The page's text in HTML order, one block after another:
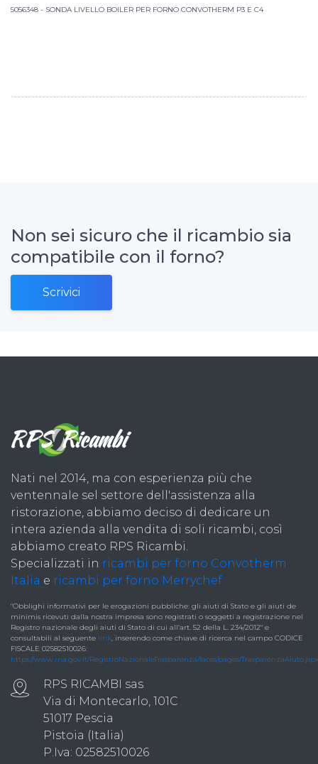
5056348 - SONDA LIVELLO BOILER PER FORNO CONVOTHERM P3 E C4
Non sei sicuro che il ricambio sia
compatibile con il forno?
Scrivici
Nati nel 2014, ma con esperienza più che
ventennale sel settore dell'assistenza alla
ristorazione, abbiamo deciso di dedicare un
intera azienda alla vendita di soli ricambi, così
abbiamo creato RPS Ricambi.
Specializzati in ricambi per forno Convotherm
Italia e ricambi per forno Merrychef
"Obblighi informativi per le erogazioni pubbliche: gli aiuti di Stato e gli aiuti de
minimis ricevuti dalla nostra impresa sono registrati o soggetti a registrazione nel
Registro nazionale degli aiuti di Stato di cui all’art. 52 della L. 234/2012" e
consultabili al seguente link, inserendo come chiave di ricerca nel campo CODICE
FISCALE 02582510026:
https://www.rna.gov.it/RegistroNazionaleTrasparenza/faces/pages/TrasparenzaAiuto.jspx
RPS RICAMBI sas
Via di Montecarlo, 101C
51017 Pescia
Pistoia (Italia)
P.Iva: 02582510026